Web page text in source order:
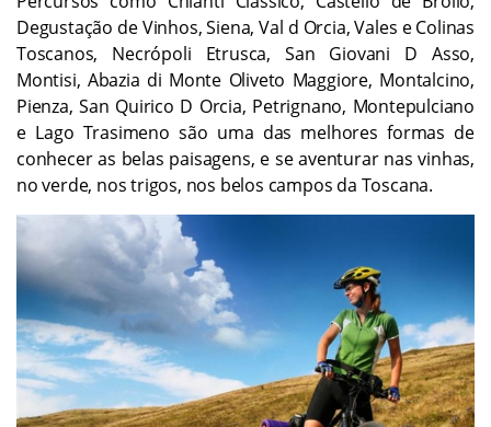
Degustação de Vinhos, Siena, Val d Orcia, Vales e Colinas
Toscanos, Necrópoli Etrusca, San Giovani D Asso,
Montisi, Abazia di Monte Oliveto Maggiore, Montalcino,
Pienza, San Quirico D Orcia, Petrignano, Montepulciano
e Lago Trasimeno são uma das melhores formas de
conhecer as belas paisagens, e se aventurar nas vinhas,
no verde, nos trigos, nos belos campos da Toscana.